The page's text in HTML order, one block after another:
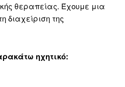
θεραπείας. Έχουμε μια
διαχείριση της
ηχητικό: